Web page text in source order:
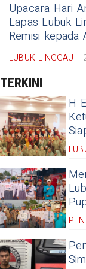
Upacara Hari
Lapas Lubuk
Remisi kepada
LUBUK LINGGAU
TERKINI
H